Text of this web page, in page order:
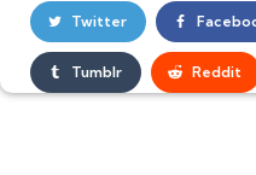
Twitter
Tumblr Reddit